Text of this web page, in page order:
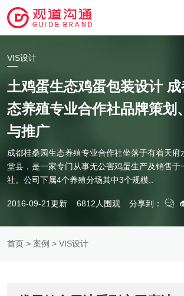
VIS设计
土鸡蛋生态鸡蛋包装设计
态养殖专业合作社品牌策划
与推广
成都桂桑园生态养殖专业合作社坐落于有着天府
堂县，是一家专门从事无公害鸡蛋生产及销售于
社。公司下属4个养殖分场其中3个规模..
2016-09-21更新 6812人围观 分享到：
首页 > 案例 > VIS设计